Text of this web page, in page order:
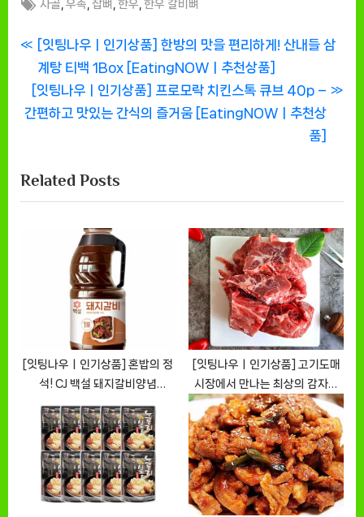
Tags:
사골 ,우족 ,잡뼈 ,한우 ,한우 갈비뼈
글
탐
색
P
r
e
v
u
s
[잇팅나우ㅣ인기상품] 한방의 맛을 편리하게! 산내들 삼
계탕 티백 1Box [EatingNOWㅣ추천상품]
N
e
P
o
[잇팅나우ㅣ인기상품] 프로모락 치킨스톡 큐브 40p –
간편하고 맛있는 간식의 즐거움 [EatingNOWㅣ추천상
품]
Related Posts
[잇팅나우ㅣ인기상품] 혼밥의 정
석! CJ 백설 돼지갈비양념
2.45kg [EatingNOWㅣ추천상
품]
[잇팅나우ㅣ인기상품] 고기도매
시장에서 만나는 최상의 감자탕
재료, 캐나다산 목뼈
[EatingNOWㅣ추천상품]